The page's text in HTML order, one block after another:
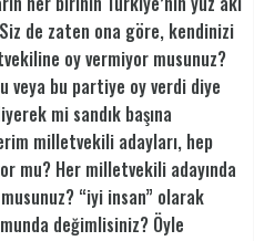
de zaten ona göre, kendinizi
oy vermiyor musunuz?
veya bu partiye oy verdi diye
mi sandık başına
milletvekili adayları, hep
mu? Her milletvekili adayında
“iyi insan” olarak
değimlisiniz? Öyle